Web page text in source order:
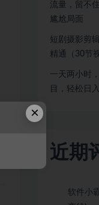
流量，留不
尴尬局面
短剧摄影剪
精通（30节
一天两小时
目，轻松日
近期
软件小
×